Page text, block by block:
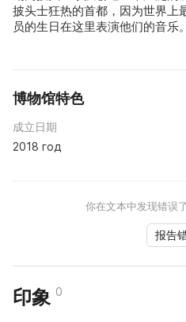
披头士狂热的首都，因为世界上
员的生日在这里表演他们的音乐。
博物馆特色
成立日期
2018 год
你在文本中发现错误
报告
印象 0